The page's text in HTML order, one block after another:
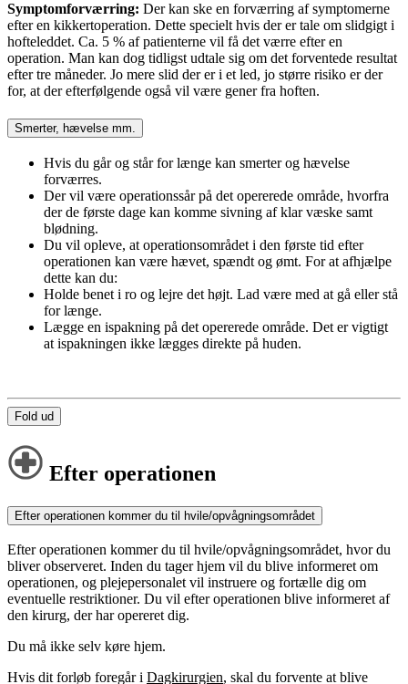
Symptomforværring: Der kan ske en forværring af symptomerne
efter en kikkertoperation. Dette specielt hvis der er tale om slidgigt i
hofteleddet. Ca. 5 % af patienterne vil få det værre efter en
operation. Man kan dog tidligst udtale sig om det forventede resultat
efter tre måneder. Jo mere slid der er i et led, jo større risiko er der
for, at der efterfølgende også vil være gener fra hoften.
Smerter, hævelse mm.
Hvis du går og står for længe kan smerter og hævelse
forværres.
Der vil være operationssår på det opererede område, hvorfra
der de første dage kan komme sivning af klar væske samt
blødning.
Du vil opleve, at operationsområdet i den første tid efter
operationen kan være hævet, spændt og ømt. For at afhjælpe
dette kan du:
Holde benet i ro og lejre det højt. Lad være med at gå eller stå
for længe.
Lægge en ispakning på det opererede område. Det er vigtigt
at ispakningen ikke lægges direkte på huden.
Fold ud
Efter operationen
Efter operationen kommer du til hvile/opvågningsområdet
Efter operationen kommer du til hvile/opvågningsområdet, hvor du
bliver observeret. Inden du tager hjem vil du blive informeret om
operationen, og plejepersonalet vil instruere og fortælle dig om
eventuelle restriktioner. Du vil efter operationen blive informeret af
den kirurg, der har opereret dig.
Du må ikke selv køre hjem.
Hvis dit forløb foregår i Dagkirurgien, skal du forvente at blive